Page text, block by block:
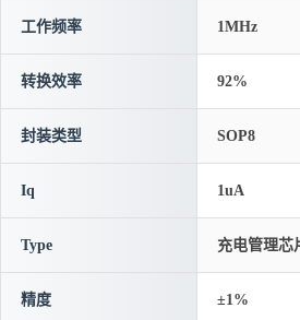
工作频率 1MHz
转换效率 92%
封装类型 SOP8
Iq 1uA
Type 充电管理芯
精度 ±1%